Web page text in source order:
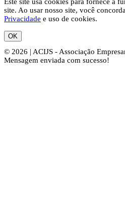
Este site usa cookies para fornece a
site. Ao usar nosso site, você
Privacidade e uso de cookies.
OK
© 2026 | ACIJS - Associação
Mensagem enviada com sucesso!